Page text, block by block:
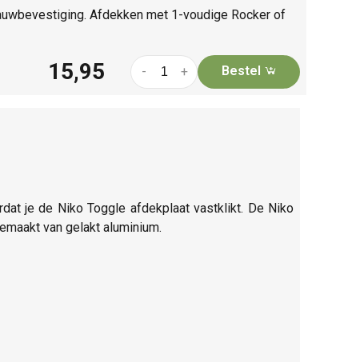
Afdekken met 1-voudige Rocker of
15,95 +
- Bestel
je de Niko Toggle afdekplaat vastklikt. De Niko
van gelakt aluminium.